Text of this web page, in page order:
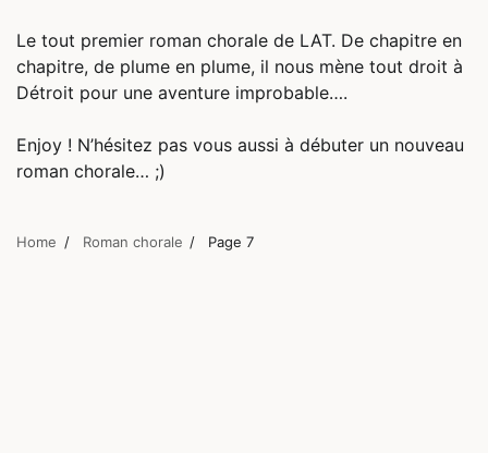
Le tout premier roman chorale de LAT. De chapitre en
chapitre, de plume en plume, il nous mène tout droit à
Détroit pour une aventure improbable….
Enjoy ! N’hésitez pas vous aussi à débuter un nouveau
roman chorale… ;)
Home Roman chorale Page 7